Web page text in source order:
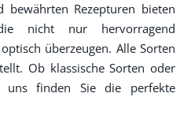
bewährten Rezepturen bieten
nicht nur hervorragend
überzeugen. Alle Sorten
Ob klassische Sorten oder
uns finden Sie die perfekte